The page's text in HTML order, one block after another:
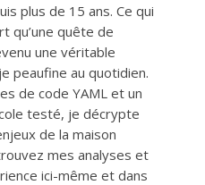
plus de 15 ans. Ce qui
qu’une quête de
une véritable
peaufine au quotidien.
de code YAML et un
testé, je décrypte
de la maison
mes analyses et
ici-même et dans